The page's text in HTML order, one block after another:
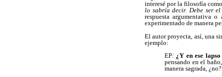
interesé por la filosofía
lo sabría decir. Debe ser
respuesta argumentativa
experimentado de manera
El autor proyecta, así, una
ejemplo:
EP: ¿Y en ese
pensando en el
manera sagrada,